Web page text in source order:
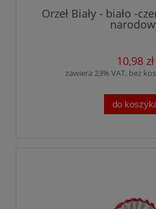
Orzeł Biały - biało -
10,98 zł
zawiera 23% VAT, bez
do